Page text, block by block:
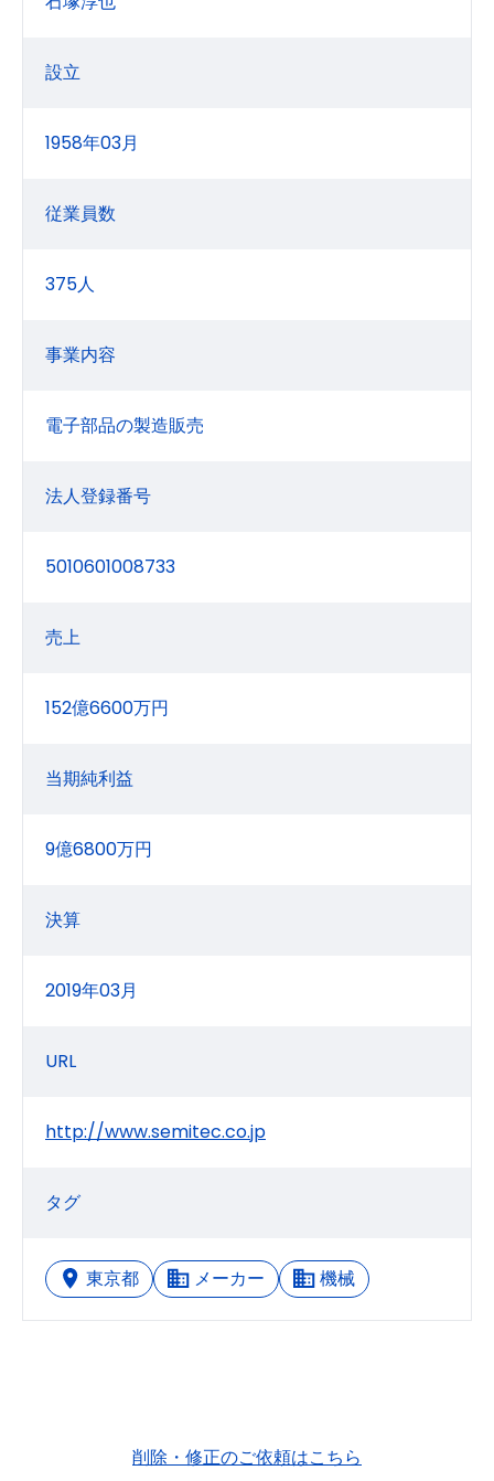
設立
1958年03月
従業員数
375人
事業内容
電子部品の製造販売
法人登録番号
5010601008733
売上
152億6600万円
当期純利益
9億6800万円
決算
2019年03月
URL
http://www.semitec.co.jp
タグ
東京都 メーカー 機械
削除・修正のご依頼はこちら